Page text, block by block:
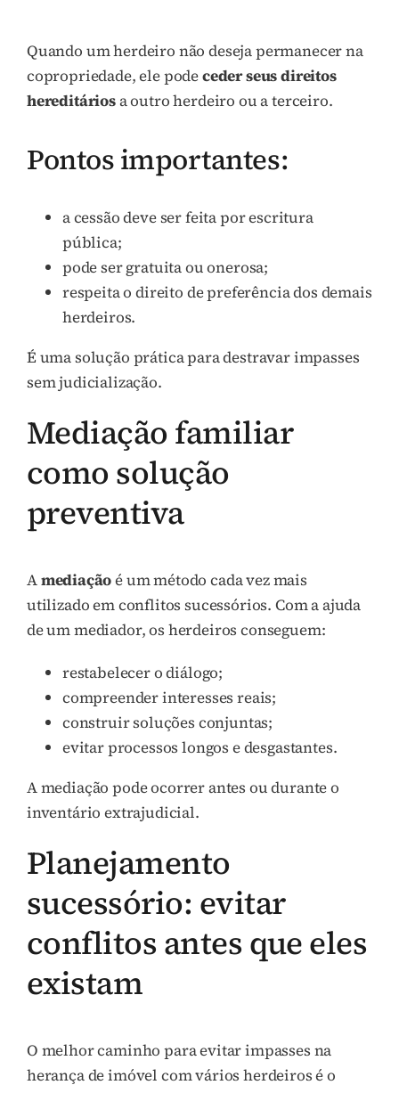
Quando um herdeiro não deseja permanecer na
copropriedade, ele podeceder seus direitos
hereditáriosa outro herdeiro ou a terceiro.
Pontos importantes:
a cessão deve ser feita por escritura
pública;
pode ser gratuita ou onerosa;
respeita o direito de preferência dos demais
herdeiros.
É uma solução prática para destravar impasses
sem judicialização.
Mediação familiar
como solução
preventiva
Amediaçãoé um método cada vez mais
utilizado em conflitos sucessórios. Com a ajuda
de um mediador, os herdeiros conseguem:
restabelecer o diálogo;
compreender interesses reais;
construir soluções conjuntas;
evitar processos longos e desgastantes.
A mediação pode ocorrer antes ou durante o
inventário extrajudicial.
Planejamento
sucessório: evitar
conflitos antes que eles
existam
O melhor caminho para evitar impasses na
herança de imóvel com vários herdeiros é o